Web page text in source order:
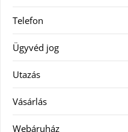
Telefon
Ügyvéd jog
Utazás
Vásárlás
Webáruház